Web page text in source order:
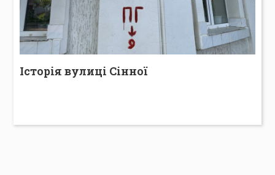
Історія вулиці Сінної